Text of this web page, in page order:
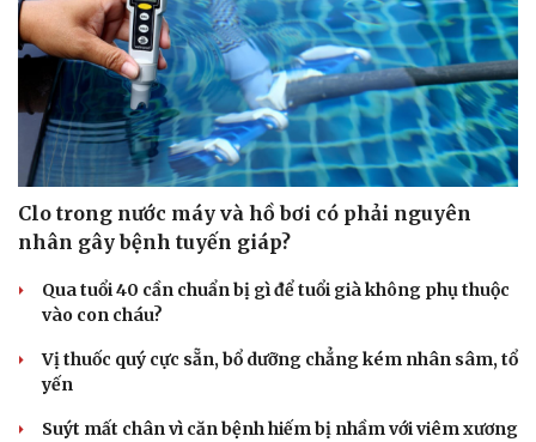
Clo trong nước máy và hồ bơi có phải nguyên
nhân gây bệnh tuyến giáp?
Qua tuổi 40 cần chuẩn bị gì để tuổi già không phụ thuộc
vào con cháu?
Vị thuốc quý cực sẵn, bổ dưỡng chẳng kém nhân sâm, tổ
yến
Suýt mất chân vì căn bệnh hiếm bị nhầm với viêm xương